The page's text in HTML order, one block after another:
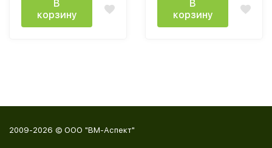
В
корзину
В
корзину
2009-2026 © ООО "ВМ-Аспект"